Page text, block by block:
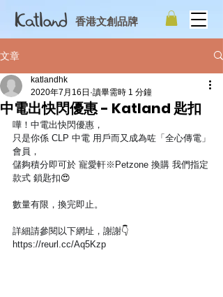
香港文創品牌
文章
中電出快閃優惠 - Katland 匙扣
katlandhk
2020年7月16日 讀畢需時 1 分鐘
嘩！中電出快閃優惠，
只是你係 CLP 中電 用戶而又成為咗「全心傳電」
會員，
儲夠積分即可於 寵愛軒※Petzone 換購 我們指定
款式 鎖匙扣😍
數量有限，換完即止。
詳細請參閱以下網址，謝謝👇
https://reurl.cc/Aq5Kzp